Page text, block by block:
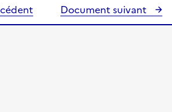
Document suivant